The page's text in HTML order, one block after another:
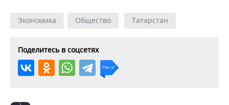
Экономика Общество Татарстан
Поделитесь в соцсетях